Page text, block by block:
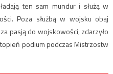
ten sam mundur i służą w
Poza służbą w wojsku obaj
pasją do wojskowości, zdarzyło
podium podczas Mistrzostw